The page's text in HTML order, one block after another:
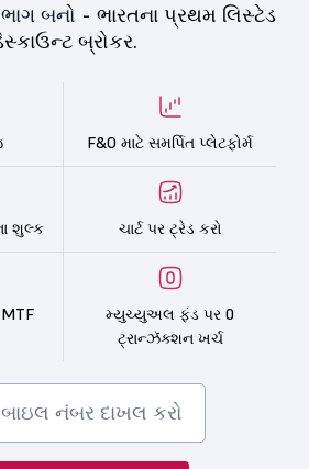
બનો - ભારતના પ્રથમ લિસ્ટેડ
બ્રોકર.
F&O માટે સમર્પિત પ્લેટફોર્મ
શુલ્ક ચાર્ટ પર ટ્રેડ કરો
મ્યુચ્યુઅલ ફંડ પર 0
ટ્રાન્ઝૅક્શન ખર્ચ